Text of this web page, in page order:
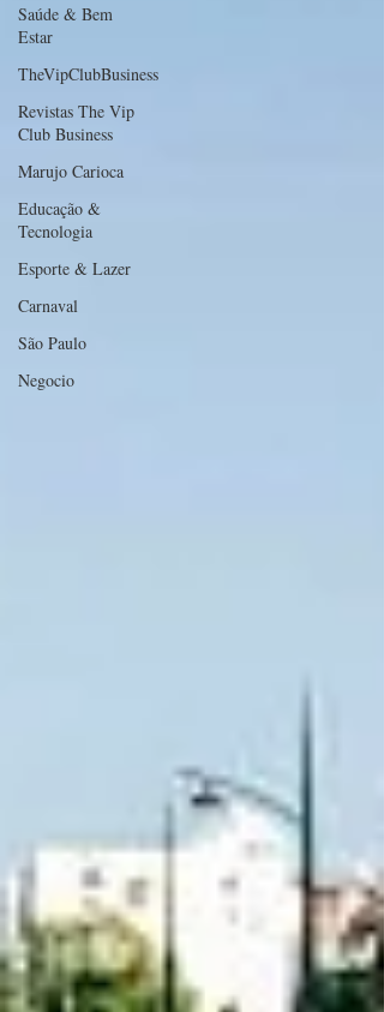
Saúde & Bem
Estar
TheVipClubBusiness
Revistas The Vip
Club Business
Marujo Carioca
Educação &
Tecnologia
Esporte & Lazer
Carnaval
São Paulo
Negocio